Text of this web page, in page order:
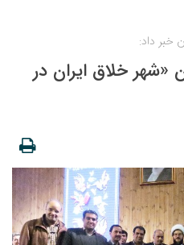
خبر داد:
«شهر خلاق ایران در